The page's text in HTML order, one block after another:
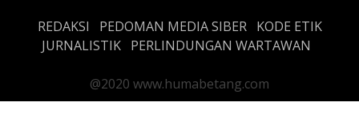
REDAKSI PEDOMAN MEDIA SIBER
KODE ETIK
JURNALISTIK PERLINDUNGAN WARTAWAN
@2020 www.humabetang.com